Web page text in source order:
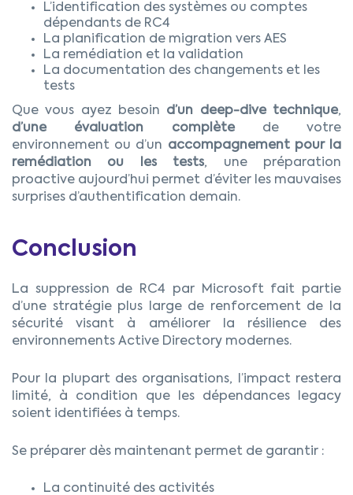
L’identification des systèmes ou comptes
dépendants de RC4
La planification de migration vers AES
La remédiation et la validation
La documentation des changements et les
tests
Que vous ayez besoin d’un deep-dive technique,
d’une évaluation complètede votre
environnement ou d’un accompagnement pour la
remédiation ou les tests, une préparation
proactive aujourd’hui permet d’éviter les mauvaises
surprises d’authentification demain.
Conclusion
La suppression de RC4 par Microsoft fait partie
d’une stratégie plus large de renforcement de la
sécurité visant à améliorer la résilience des
environnements Active Directory modernes.
Pour la plupart des organisations, l’impact restera
limité, à condition que les dépendances legacy
soient identifiées à temps.
Se préparer dès maintenant permet de garantir :
La continuité des activités